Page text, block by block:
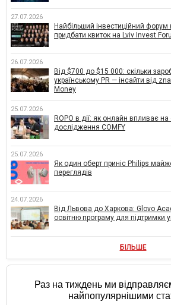
27.07.2026
Найбільший інвестиційний форум
придбати квиток на Lviv Invest
26.07.2026
Від $700 до $15 000: скільки
українському PR — інсайти від
Money
25.07.2026
ROPO в дії: як онлайн впливає
дослідження COMFY
25.07.2026
Як один оберт приніс Philips
переглядів
24.07.2026
Від Львова до Харкова: Glovo
освітню програму для підтримки
БІЛЬШЕ
Раз на тиждень ми
найпопулярнішими